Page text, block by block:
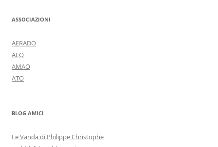
ASSOCIAZIONI
AERADO
ALO
AMAO
ATO
BLOG AMICI
Le Vanda di Philippe Christophe